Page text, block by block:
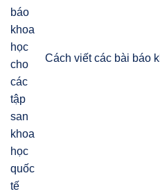
Cách viết các bài báo